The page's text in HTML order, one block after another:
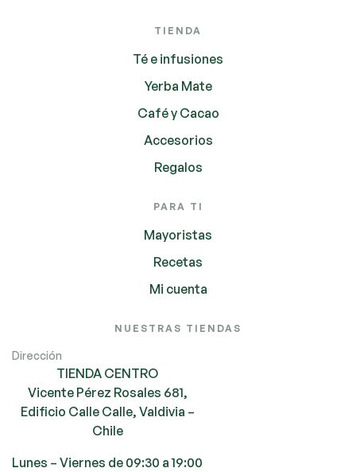
TIENDA
Té e infusiones
Yerba Mate
Café y Cacao
Accesorios
Regalos
PARA TI
Mayoristas
Recetas
Mi cuenta
NUESTRAS TIENDAS
Dirección
TIENDA CENTRO
Vicente Pérez Rosales 681,
Edificio Calle Calle, Valdivia –
Chile
Lunes – Viernes de 09:30 a 19:00